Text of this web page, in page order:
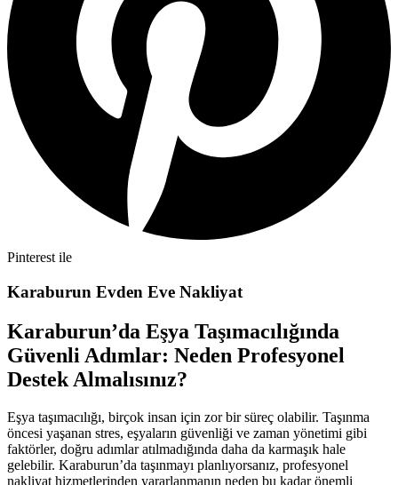
Pinterest ile
Karaburun Evden Eve Nakliyat
Karaburun’da Eşya Taşımacılığında
Güvenli Adımlar: Neden Profesyonel
Destek Almalısınız?
Eşya taşımacılığı, birçok insan için zor bir süreç olabilir. Taşınma
öncesi yaşanan stres, eşyaların güvenliği ve zaman yönetimi gibi
faktörler, doğru adımlar atılmadığında daha da karmaşık hale
gelebilir. Karaburun’da taşınmayı planlıyorsanız, profesyonel
nakliyat hizmetlerinden yararlanmanın neden bu kadar önemli